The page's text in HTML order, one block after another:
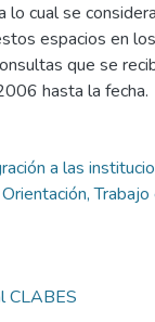
cual se
espacios en
que se
hasta la fecha.
a las
Trabajo
CLABES